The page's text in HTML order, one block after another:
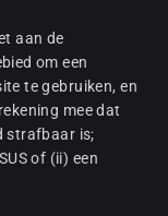
aan de
om een
te gebruiken, en
mee dat
strafbaar is;
of (ii) een